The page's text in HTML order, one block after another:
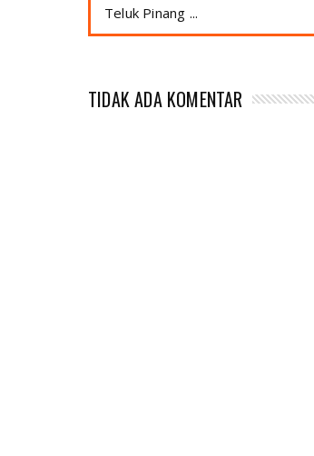
Teluk Pinang ...
TIDAK ADA KOMENTAR